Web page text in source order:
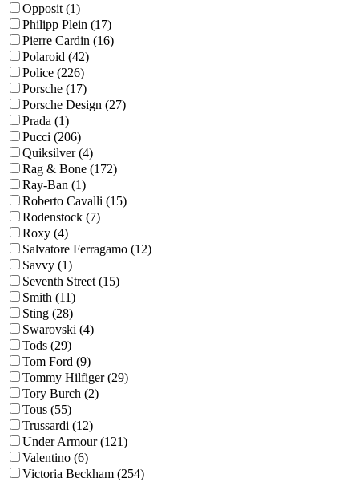
Opposit (1)
Philipp Plein (17)
Pierre Cardin (16)
Polaroid (42)
Police (226)
Porsche (17)
Porsche Design (27)
Prada (1)
Pucci (206)
Quiksilver (4)
Rag & Bone (172)
Ray-Ban (1)
Roberto Cavalli (15)
Rodenstock (7)
Roxy (4)
Salvatore Ferragamo (12)
Savvy (1)
Seventh Street (15)
Smith (11)
Sting (28)
Swarovski (4)
Tods (29)
Tom Ford (9)
Tommy Hilfiger (29)
Tory Burch (2)
Tous (55)
Trussardi (12)
Under Armour (121)
Valentino (6)
Victoria Beckham (254)